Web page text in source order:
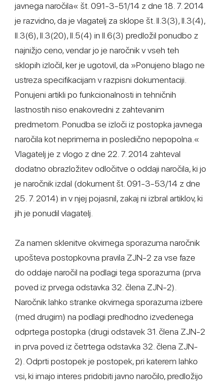
javnega naročila« št. 091-3-51/14 z dne 18. 7. 2014
je razvidno, da je vlagatelj za sklope št. II.3(3), II.3(4),
II.3(6), II.3(20), II.5(4) in II.6(3) predložil ponudbo z
najnižjo ceno, vendar jo je naročnik v vseh teh
sklopih izločil, ker je ugotovil, da »Ponujeno blago ne
ustreza specifikacijam v razpisni dokumentaciji.
Ponujeni artikli po funkcionalnosti in tehničnih
lastnostih niso enakovredni z zahtevanim
predmetom. Ponudba se izloči iz postopka javnega
naročila kot neprimerna in posledično nepopolna.«
Vlagatelj je z vlogo z dne 22. 7. 2014 zahteval
dodatno obrazložitev odločitve o oddaji naročila, ki jo
je naročnik izdal (dokument št. 091-3-53/14 z dne
25. 7. 2014) in v njej pojasnil, zakaj ni izbral artiklov, ki
jih je ponudil vlagatelj.
Za namen sklenitve okvirnega sporazuma naročnik
upošteva postopkovna pravila ZJN-2 za vse faze
do oddaje naročil na podlagi tega sporazuma (prva
poved iz prvega odstavka 32. člena ZJN-2).
Naročnik lahko stranke okvirnega sporazuma izbere
(med drugim) na podlagi predhodno izvedenega
odprtega postopka (drugi odstavek 31. člena ZJN-2
in prva poved iz četrtega odstavka 32. člena ZJN-
2). Odprti postopek je postopek, pri katerem lahko
vsi, ki imajo interes pridobiti javno naročilo, predložijo